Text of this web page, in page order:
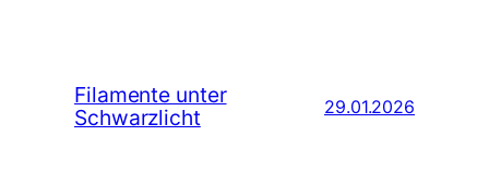
Filamente unter
Schwarzlicht
29.01.2026